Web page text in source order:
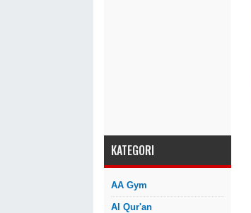
KATEGORI
AA Gym
Al Qur'an